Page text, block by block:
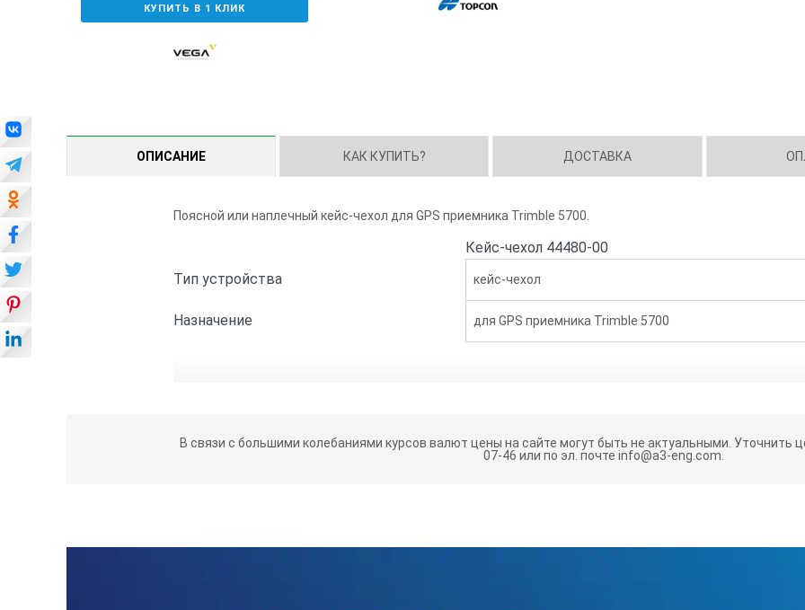
КУПИТЬ В 1 КЛИК
ОПИСАНИЕ КАК КУПИТЬ? ДОСТАВКА
Поясной или наплечный кейс-чехол для GPS приемника Trimble 5700.
Кейс-чехол 44480-00
Тип устройства
кейс-чехол
Назначение для GPS приемника Trimble 5700
В связи с большими колебаниями курсов валют цены на сайте могут быть не актуальными. Уточнить
07-46 или по эл. почте info@a3-eng.com.